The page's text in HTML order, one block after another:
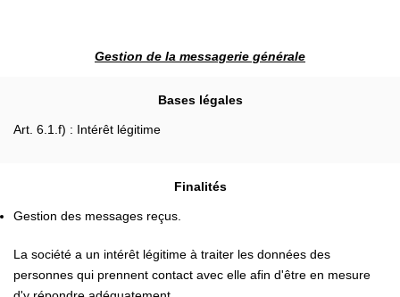
Gestion de la messagerie générale
Bases légales
Art. 6.1.f) : Intérêt légitime
Finalités
Gestion des messages reçus.
La société a un intérêt légitime à traiter les données des
personnes qui prennent contact avec elle afin d'être en mesure